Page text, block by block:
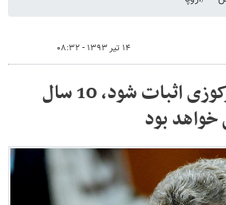
۱۴ تیر ۱۳۹۳ - ۰۸:۳۲
ثمودی: اتهام سارکوزی اثبات شود، 10 سال
بود